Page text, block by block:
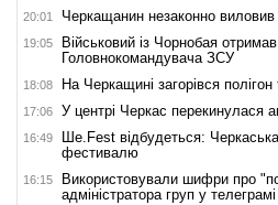
20:01 Черкащанин незаконно виловив
19:05
Військовий із Чорнобая
Головнокомандувача ЗСУ
18:08 На Черкащині загорівся
17:06 У центрі Черкас перекинулася
16:49
Ше.Fest відбудеться:
фестивалю
16:15
Використовували шифри про
адміністратора груп у